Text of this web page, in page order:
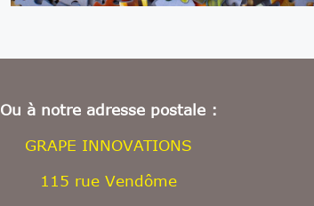
Ou à notre adresse postale :
GRAPE INNOVATIONS
115 rue Vendôme